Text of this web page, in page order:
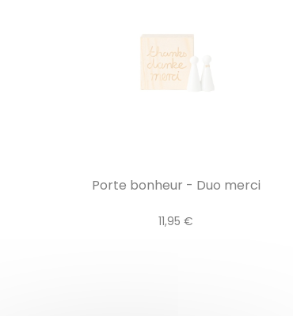
Porte bonheur - Duo merci
11,95 €